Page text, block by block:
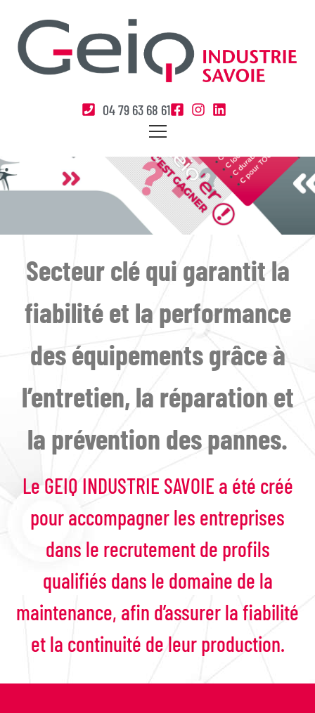
04 79 63 68 61
Maintenance
Secteur clé qui garantit la
fiabilité et la performance
des équipements grâce à
l’entretien, la réparation et
la prévention des pannes.
Le GEIQ INDUSTRIE SAVOIE a été créé
pour accompagner les entreprises
dans le recrutement de profils
qualifiés dans le domaine de la
maintenance, afin d’assurer la fiabilité
et la continuité de leur production.